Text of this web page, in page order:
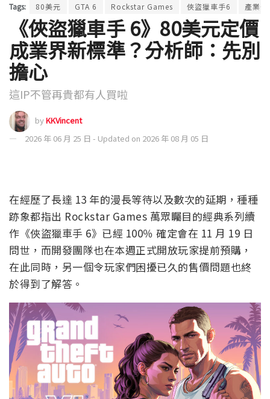
Tags: 80美元 GTA 6 Rockstar Games 俠盜獵車手6 產業分
《俠盜獵車手 6》80美元定價
成業界新標準？分析師：先別
擔心
這IP不管再貴都有人買啦
byKKVincent
2026 年 06 月 25 日 - Updated on 2026 年 08 月 05 日
在經歷了長達 13 年的漫長等待以及數次的延期，種種
跡象都指出 Rockstar Games 萬眾矚目的經典系列續
作《俠盜獵車手 6》已經 100％ 確定會在 11 月 19 日
問世，而開發團隊也在本週正式開放玩家提前預購，
在此同時，另一個令玩家們困擾已久的售價問題也終
於得到了解答。